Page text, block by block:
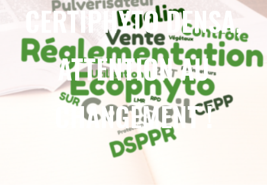
CERTIPHYTO DENSA,
ATTENTION AU
CHANGEMENT !